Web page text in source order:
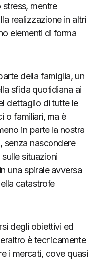
stress, mentre
realizzazione in altri
elementi di forma
della famiglia, un
sfida quotidiana ai
dettaglio di tutte le
o familiari, ma è
in parte la nostra
senza nascondere
situazioni
una spirale avversa
catastrofe
degli obiettivi ed
è tecnicamente
i mercati, dove quasi